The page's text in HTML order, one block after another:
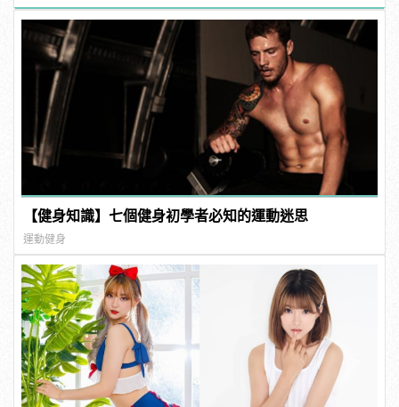
【健身知識】七個健身初學者必知的運動迷思
運動健身